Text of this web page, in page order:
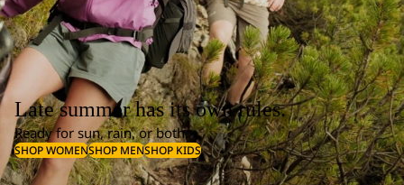
Late summer has its own rules.
Ready for sun, rain, or both.
SHOP WOMENSHOP MENSHOP KIDS